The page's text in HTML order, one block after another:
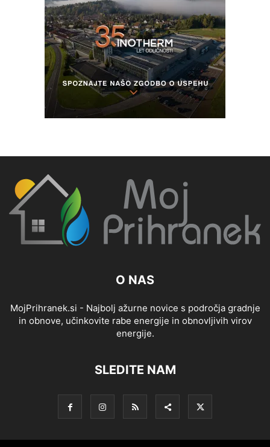
O NAS
MojPrihranek.si - Najbolj ažurne novice s področja gradnje
in obnove, učinkovite rabe energije in obnovljivih virov
energije.
SLEDITE NAM